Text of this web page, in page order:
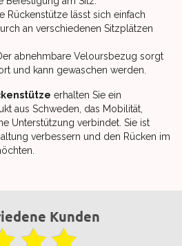
Rückenstütze lässt sich einfach
an verschiedenen Sitzplätzen
abnehmbare Veloursbezug sorgt
und kann gewaschen werden.
erhalten Sie ein
aus Schweden, das Mobilität,
Unterstützung verbindet. Sie ist
verbessern und den Rücken im
Kunden